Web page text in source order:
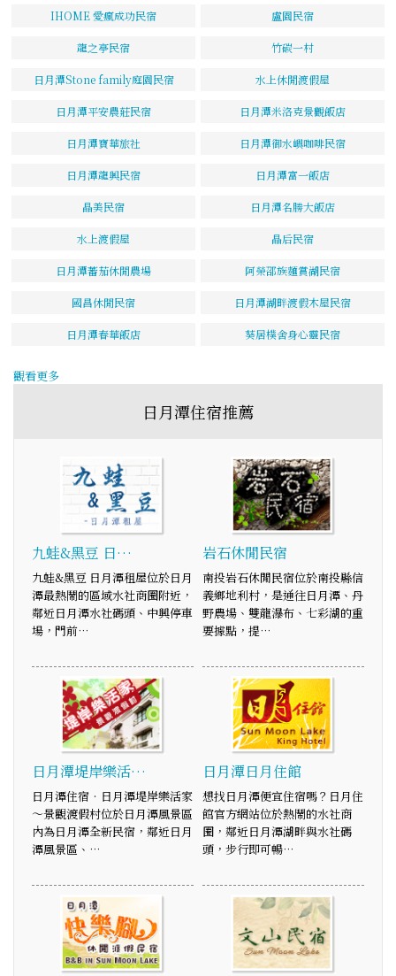
IHOME 愛瘋成功民宿 盧園民宿
龍之亭民宿 竹碳一村
日月潭Stone family庭園民宿 水上休閒渡假屋
日月潭平安農莊民宿 日月潭米洛克景觀飯店
日月潭寶華旅社 日月潭御水嶼咖啡民宿
日月潭龍興民宿 日月潭富一飯店
晶美民宿 日月潭名勝大飯店
水上渡假屋 晶后民宿
日月潭蕃茄休閒農場 阿榮邵族麵賞湖民宿
國昌休閒民宿 日月潭湖畔渡假木屋民宿
日月潭春華飯店 葵居樸舍身心靈民宿
觀看更多
日月潭住宿推薦
九蛙&黑豆 日…
九蛙&黑豆 日月潭租屋位於日月
潭最熱鬧的區域水社商圈附近，
鄰近日月潭水社碼頭、中興停車
場，門前…
岩石休閒民宿
南投岩石休閒民宿位於南投縣信
義鄉地利村，是通往日月潭、丹
野農場、雙龍瀑布、七彩湖的重
要據點，提…
日月潭堤岸樂活…
日月潭住宿‧日月潭堤岸樂活家
～景觀渡假村位於日月潭風景區
內為日月潭全新民宿，鄰近日月
潭風景區、…
日月潭日月住館
想找日月潭便宜住宿嗎？日月住
館官方網站位於熱鬧的水社商
圈，鄰近日月潭湖畔與水社碼
頭，步行即可暢…